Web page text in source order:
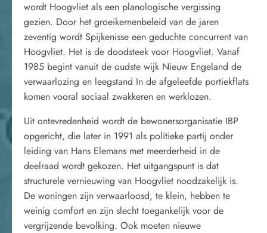
wordt Hoogvliet als een planologische vergissing
gezien. Door het groeikernenbeleid van de jaren
zeventig wordt Spijkenisse een geduchte concurrent van
Hoogvliet. Het is de doodsteek voor Hoogvliet. Vanaf
1985 begint vanuit de oudste wijk Nieuw Engeland de
verwaarlozing en leegstand In de afgeleefde portiekflats
komen vooral sociaal zwakkeren en werklozen.
Uit ontevredenheid wordt de bewonersorganisatie IBP
opgericht, die later in 1991 als politieke partij onder
leiding van Hans Elemans met meerderheid in de
deelraad wordt gekozen. Het uitgangspunt is dat
structurele vernieuwing van Hoogvliet noodzakelijk is.
De woningen zijn verwaarloosd, te klein, hebben te
weinig comfort en zijn slecht toegankelijk voor de
vergrijzende bevolking. Ook moeten nieuwe